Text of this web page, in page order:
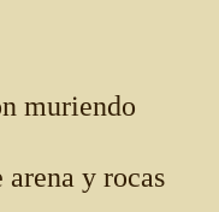
muriendo
y rocas